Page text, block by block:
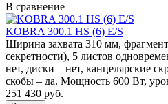
В сравнение
KOBRA 300.1 HS (6) E/S
Ширина захвата 310 мм,
секретности), 5 листов
нет, диски – нет, канцелярские
скобы – да. Мощность 600 Вт,
251 430 руб.